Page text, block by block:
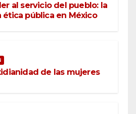
al servicio del pueblo: la
ética pública en México
de las mujeres